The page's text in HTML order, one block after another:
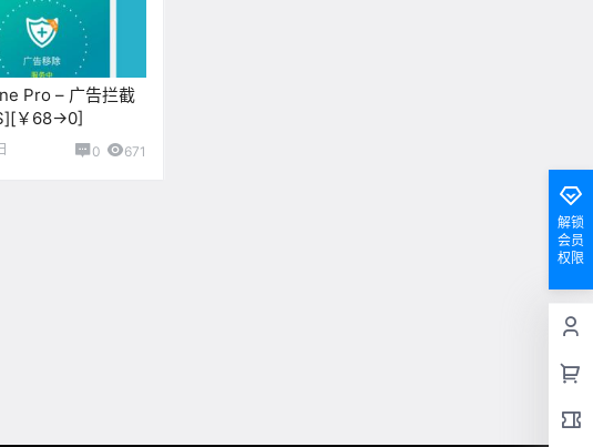
Pro – 广告拦截
￥68→0]
0 671
解锁
会员
权限